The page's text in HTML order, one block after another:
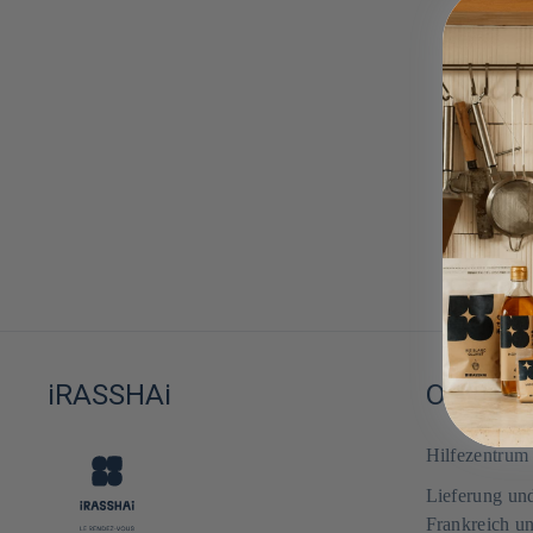
iRASSHAi
Lieferung
Frankreich